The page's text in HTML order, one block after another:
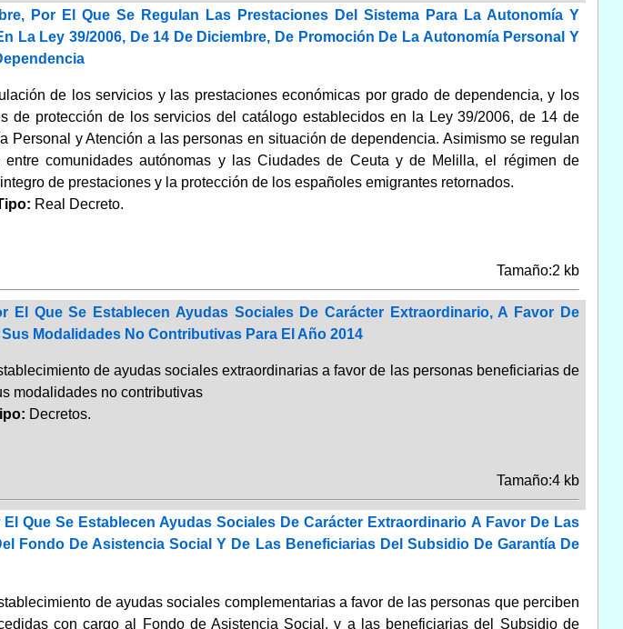
Por El Que Se Regulan Las Prestaciones Del Sistema Para La Autonomía Y
La Ley 39/2006, De 14 De Diciembre, De Promoción De La Autonomía Personal Y
de los servicios y las prestaciones económicas por grado de dependencia, y los
de protección de los servicios del catálogo establecidos en la Ley 39/2006, de 14 de
Personal y Atención a las personas en situación de dependencia. Asimismo se regulan
entre comunidades autónomas y las Ciudades de Ceuta y de Melilla, el régimen de
de prestaciones y la protección de los españoles emigrantes retornados.
Real Decreto.
Tamaño:2 kb
El Que Se Establecen Ayudas Sociales De Carácter Extraordinario, A Favor De
Modalidades No Contributivas Para El Año 2014
de ayudas sociales extraordinarias a favor de las personas beneficiarias de
modalidades no contributivas
Decretos.
Tamaño:4 kb
El Que Se Establecen Ayudas Sociales De Carácter Extraordinario A Favor De Las
Fondo De Asistencia Social Y De Las Beneficiarias Del Subsidio De Garantía De
de ayudas sociales complementarias a favor de las personas que perciben
con cargo al Fondo de Asistencia Social, y a las beneficiarias del Subsidio de